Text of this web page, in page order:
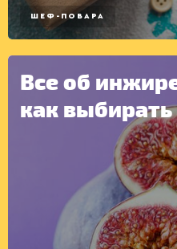
ШЕФ-ПОВАРА
Все об
как выбирать